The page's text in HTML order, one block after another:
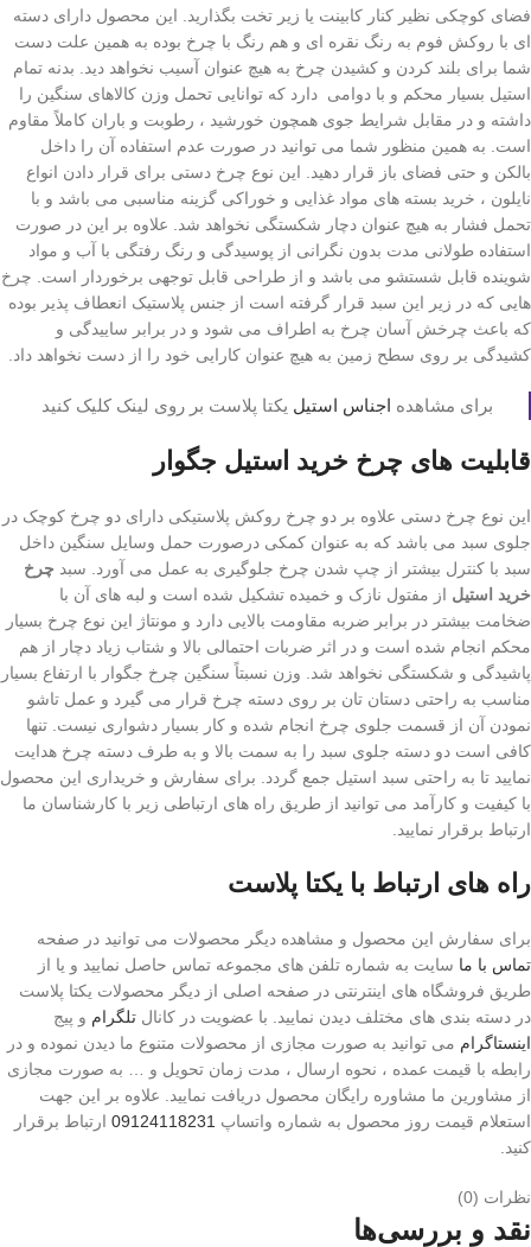
فضای کوچکی نظیر کنار کابینت یا زیر تخت بگذارید. این محصول دارای دسته
ای با روکش فوم به رنگ نقره ای و هم رنگ با چرخ بوده به همین علت دست
شما برای بلند کردن و کشیدن چرخ به هیچ عنوان آسیب نخواهد دید. بدنه تمام
استیل بسیار محکم و با دوامی دارد که توانایی تحمل وزن کالاهای سنگین را
داشته و در مقابل شرایط جوی همچون خورشید ، رطوبت و باران کاملاً مقاوم
است. به همین منظور شما می توانید در صورت عدم استفاده آن را داخل
بالکن و حتی فضای باز قرار دهید. این نوع چرخ دستی برای قرار دادن انواع
نایلون ، خرید بسته های مواد غذایی و خوراکی گزینه مناسبی می باشد و با
تحمل فشار به هیچ عنوان دچار شکستگی نخواهد شد. علاوه بر این در صورت
استفاده طولانی مدت بدون نگرانی از پوسیدگی و رنگ رفتگی با آب و مواد
شوینده قابل شستشو می باشد و از طراحی قابل توجهی برخوردار است. چرخ
هایی که در زیر این سبد قرار گرفته است از جنس پلاستیک انعطاف پذیر بوده
که باعث چرخش آسان چرخ به اطراف می شود و در برابر ساییدگی و
کشیدگی بر روی سطح زمین به هیچ عنوان کارایی خود را از دست نخواهد داد.
برای مشاهده اجناس استیل یکتا پلاست بر روی لینک کلیک کنید
قابلیت های چرخ خرید استیل جگوار
این نوع چرخ دستی علاوه بر دو چرخ روکش پلاستیکی دارای دو چرخ کوچک در
جلوی سبد می باشد که به عنوان کمکی درصورت حمل وسایل سنگین داخل
سبد با کنترل بیشتر از چپ شدن چرخ جلوگیری به عمل می آورد. سبد چرخ
خرید استیل از مفتول نازک و خمیده تشکیل شده است و لبه های آن با
ضخامت بیشتر در برابر ضربه مقاومت بالایی دارد و مونتاژ این نوع چرخ بسیار
محکم انجام شده است و در اثر ضربات احتمالی بالا و شتاب زیاد دچار از هم
پاشیدگی و شکستگی نخواهد شد. وزن نسبتاً سنگین چرخ جگوار با ارتفاع بسیار
مناسب به راحتی دستان تان بر روی دسته چرخ قرار می گیرد و عمل تاشو
نمودن آن از قسمت جلوی چرخ انجام شده و کار بسیار دشواری نیست. تنها
کافی است دو دسته جلوی سبد را به سمت بالا و به طرف دسته چرخ هدایت
نمایید تا به راحتی سبد استیل جمع گردد. برای سفارش و خریداری این محصول
با کیفیت و کارآمد می توانید از طریق راه های ارتباطی زیر با کارشناسان ما
ارتباط برقرار نمایید.
راه های ارتباط با یکتا پلاست
برای سفارش این محصول و مشاهده دیگر محصولات می توانید در صفحه
تماس با ما سایت به شماره تلفن های مجموعه تماس حاصل نمایید و یا از
طریق فروشگاه ‌های اینترنتی در صفحه اصلی از دیگر محصولات یکتا پلاست
در دسته بندی های مختلف دیدن نمایید. با عضویت در کانال تلگرام و پیج
اینستاگرام می توانید به صورت مجازی از محصولات متنوع ما دیدن نموده و در
رابطه با قیمت عمده ، نحوه ارسال ، مدت زمان تحویل و … به صورت مجازی
از مشاورین ما مشاوره رایگان محصول دریافت نمایید. علاوه بر این جهت
استعلام قیمت روز محصول به شماره واتساپ 09124118231 ارتباط برقرار
کنید.
نظرات (0)
نقد و بررسی‌ها